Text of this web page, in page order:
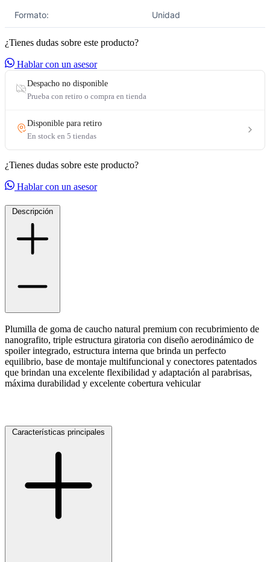
Formato: Unidad
¿Tienes dudas sobre este producto?
Hablar con un asesor
¿Tienes dudas sobre este producto?
Hablar con un asesor
Descripción
Plumilla de goma de caucho natural premium con recubrimiento de
nanografito, triple estructura giratoria con diseño aerodinámico de
spoiler integrado, estructura interna que brinda un perfecto
equilibrio, base de montaje multifuncional y conectores patentados
que brindan una excelente flexibilidad y adaptación al parabrisas,
máxima durabilidad y excelente cobertura vehicular
Características principales